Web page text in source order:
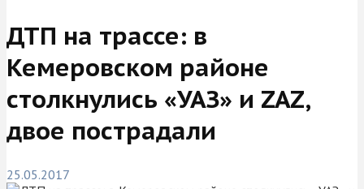
ДТП на трассе: в
Кемеровском районе
столкнулись «УАЗ» и ZAZ,
двое пострадали
25.05.2017